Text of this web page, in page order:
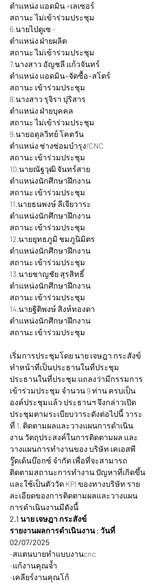
ตำแหน่ง แอดมิน +เลเซอร์
สถานะ ไม่เข้าร่วมประชุม
6.นายไป่ดูเซ -
ตำแหน่ง ฝ่ายผลิต
สถานะ ไม่เข้าร่วมประชุม
7.นางสาว อัญชลี แก้วจันทร์
ตำแหน่ง แอดมิน+จัดซื้อ+สโตร์
สถานะ เข้าร่วมประชุม
8.นางสาว รุจิรา ปุริสาร
ตำแหน่ง ฝ่ายบุคคล
สถานะ ไม่เข้าร่วมประชุม
9.นายอดุลวิทย์ โคตวัน
ตำแหน่ง ช่างซ่อมบำรุง/CNC
สถานะ เข้าร่วมประชุม
10.นายณัฐวุฒิ จันทร์สาย
ตำแหน่งนักศึกษาฝึกงาน
สถานะ เข้าร่วมประชุม
11.นายธนพงษ์ ลีเจียวาระ
ตำแหน่งนักศึกษาฝึกงาน
สถานะ เข้าร่วมประชุม
12.นายยุทธภูมิ ชมภูนิมิตร
ตำแหน่งนักศึกษาฝึกงาน
สถานะ เข้าร่วมประชุม
13.นายชาญชัย สุรสิทธิ์
ตำแหน่งนักศึกษาฝึกงาน
สถานะ เข้าร่วมประชุม
14.นายฐิติพงษ์ สิงห์ทองดา
ตำแหน่งนักศึกษาฝึกงาน
สถานะ เข้าร่วมประชุม
เริ่มการประชุมโดย นาย เจษฎา กระสังข์
ทำหน้าที่เป็นประธานในที่ประชุม
ประธานในที่ประชุม แถลงว่ามีกรรมการ
เข้าร่วมประชุม จำนวน 9 ท่าน ครบเป็น
องค์ประชุมแล้ว ประธานฯ จึงกล่าวเปิด
ประชุมตามระเบียบวาระดังต่อไปนี้ วาระ
ที่ 1. ติดตามผลและวางแผนการดำเนิน
งาน วัตถุประสงค์ในการติดตามผล และ
วางแผนการทำงานของ บริษัท เคเอสพี
วู๊ดเด้นบ๊อกซ์ จำกัด เพื่อที่จะสามารถ
ติดตามสถานะการทำงาน ปัญหาที่เกิดขึ้น
และใช้เป็นตัววัด KPI ของทางบริษัท ราย
ละเอียดของการติดตามผลและวางแผน
การดำเนินงานมีดังนี้
2.1 นาย เจษฎา กระสังข์
รายงานผลการดำเนินงาน : วันที่
02/07/2025
-สแตนบายทำแบบงานcnc
-แก้งานคุณจ้ำ
-เคลียร์งานคุณโก้